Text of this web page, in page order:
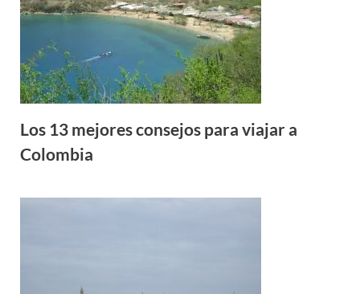
Los 13 mejores consejos para viajar a
Colombia